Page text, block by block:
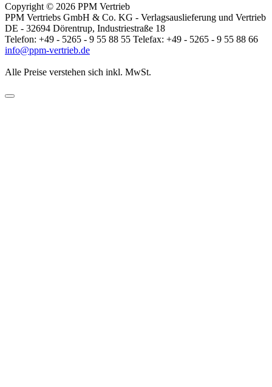
Copyright © 2026 PPM Vertrieb
PPM Vertriebs GmbH & Co. KG - Verlagsauslieferung und Vertrieb
DE - 32694 Dörentrup, Industriestraße 18
Telefon: +49 - 5265 - 9 55 88 55 Telefax: +49 - 5265 - 9 55 88 66
info@ppm-vertrieb.de
Alle Preise verstehen sich inkl. MwSt.